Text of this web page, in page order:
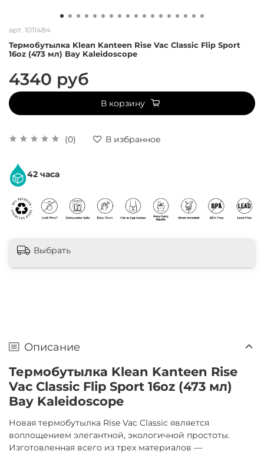
арт. 1011484
Термобутылка Klean Kanteen Rise Vac Classic Flip Sport
16oz (473 мл) Bay Kaleidoscope
(0) В избранное
4340 руб
В корзину
42 часа
Выбрать
Описание
Термобутылка Klean Kanteen Rise
Vac Classic Flip Sport 16oz (473 мл)
Bay Kaleidoscope
Новая термобутылка Rise Vac Classic является
воплощением элегантной, экологичной простоты.
Изготовленная всего из трех материалов —